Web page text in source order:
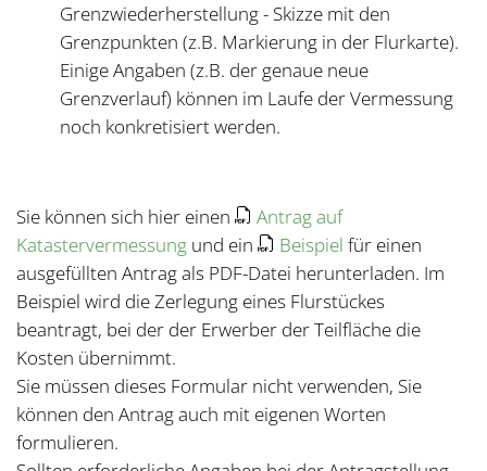
Grenzwiederherstellung - Skizze mit den
Grenzpunkten (z.B. Markierung in der Flurkarte).
Einige Angaben (z.B. der genaue neue
Grenzverlauf) können im Laufe der Vermessung
noch konkretisiert werden.
Sie können sich hier einen
Antrag auf
Katastervermessung und ein Beispiel für einen
ausgefüllten Antrag als PDF-Datei herunterladen. Im
Beispiel wird die Zerlegung eines Flurstückes
beantragt, bei der der Erwerber der Teilfläche die
Kosten übernimmt.
Sie müssen dieses Formular nicht verwenden, Sie
können den Antrag auch mit eigenen Worten
formulieren.